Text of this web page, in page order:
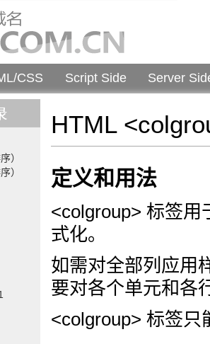
CSS Script Side Server
）
）
HTML
定义和用法
<colgroup> 标签
式化。
如需对全部列应用
要对各个单元和各
<colgroup> 标签只